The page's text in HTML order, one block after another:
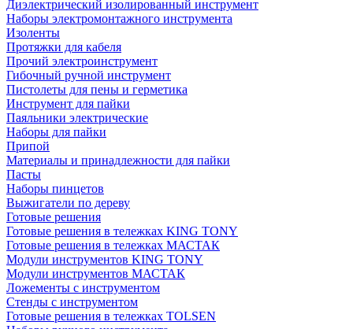
Диэлектрический изолированный инструмент
Наборы электромонтажного инструмента
Изоленты
Протяжки для кабеля
Прочий электроинструмент
Гибочный ручной инструмент
Пистолеты для пены и герметика
Инструмент для пайки
Паяльники электрические
Наборы для пайки
Припой
Материалы и принадлежности для пайки
Пасты
Наборы пинцетов
Выжигатели по дереву
Готовые решения
Готовые решения в тележках KING TONY
Готовые решения в тележках МАСТАК
Модули инструментов KING TONY
Модули инструментов МАСТАК
Ложементы с инструментом
Стенды с инструментом
Готовые решения в тележках TOLSEN